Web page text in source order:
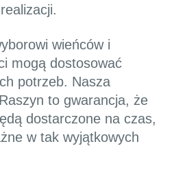
wieńców i
mogą dostosować
potrzeb. Nasza
to gwarancja, że
dostarczone na czas,
w tak wyjątkowych